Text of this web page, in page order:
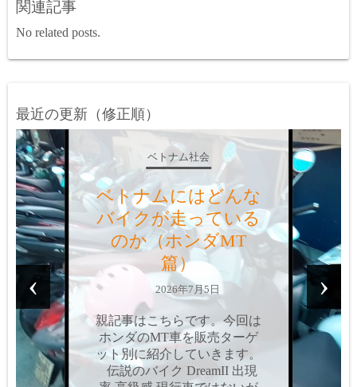
関連記事
No related posts.
最近の更新（修正順）
ベトナム社会
ベトナムにはどんな
バイクが走っている
のか？（ホンダAT
篇）
2026年6月9日
親記事はこちらです。今回は
ホンダのAT車を、販売ター
ゲット別に紹介していきま
す。個人的にはAT車って嫌
いなんですよね。操作感の問
‹ ›